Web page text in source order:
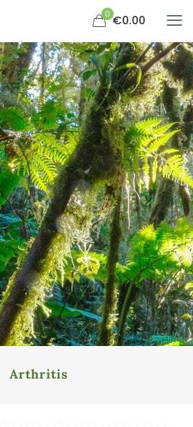
0 €0.00
Arthritis